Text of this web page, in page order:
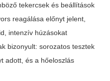
tekercsek és beállítások
reagálása előnyt jelent,
intenzív húzásokat
bizonyult: sorozatos tesztek
adott, és a hőeloszlás